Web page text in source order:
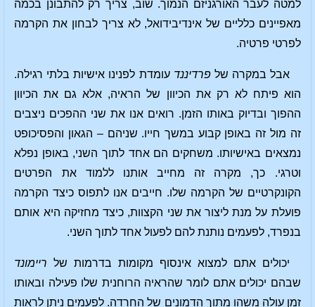
למטה לעבר האורגניזם הנמוך. שוב, צריך רק להתבונן בכמה
מאפיינים כלליים של אינדיבידואל, לא צריך לבחון את הקרמה
לפרטי פרטיה.
אבל במקרה שלפרדיננד עומדת לפנינו אישיות בלתי רגילה.
הוא פיתח לא רק את הכיוון של הראיה, אלא גם את הכיוון
ההפוך ובדיוק באותו הזמן. רואים אנו את שני ההפכים ניצבים
זה מול זה באופן קבוע במשך חייו. שניהם – הגאון והפסיכופט
נמצאים באישיותו. משחקים הם אחד לתוך השני, באופן נפלא
וטרגי. כך, מקרה זה מחייב אותנו ללמוד את הפרטים
הקונקרטיים של הקרמה שלו. חייבים אנו לתפוס כיצד הקרמה
פועלת על מנת ליצור את שני הקצוות, כיצד מחזיקה היא אותם
בנפרד, לפעמים נותנת להם לפעול אחד לתוך השני.
יכולים אתם למצוא אינסוף מקומות בדרמות של ריימונד
שבהם יכולים אתם לומר שהראיה הרוחנית שלו פעילה ובאותו
זמן עולה משהו מתוך הדמונים של החרדה. לפעמים ניתן לראות